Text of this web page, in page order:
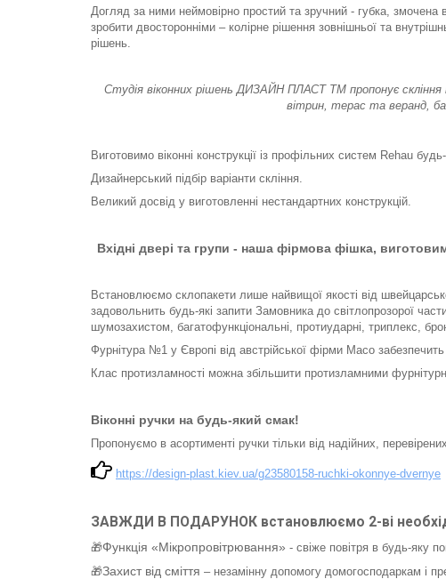
Догляд за ними неймовірно простий та зручний - губка,
зробити двосторонніми – колірне рішення зовнішньої та
рішень.
Студія віконних рішень ДИЗАЙН ПЛАСТ ТМ пропонує скління
вітрин, терас та веранд,
Виготовимо віконні конструкції із профільних систем Rehau
Дизайнерський підбір варіанти скління.
Великий досвід у виготовленні нестандартних конструкцій.
Вхідні двері та групи - наша фірмова фішка,
Встановлюємо склопакети лише найвищої якості від
задовольнить будь-які запити Замовника до світлопрозорої
шумозахистом, багатофункціональні, протиударні, триплекс,
Фурнітура №1 у Європі від австрійської фірми Масо забезпечить
Клас протизламності можна збільшити протизламними
Віконні ручки на будь-який смак!
Пропонуємо в асортименті ручки тільки від надійних,
https://design-plast.kiev.ua/g23580158-ruchki-okonnye-dvernye
ЗАВЖДИ В ПОДАРУНОК встановлюємо 2-ві
🎁Функція «Мікропровітрювання» - свіже повітря в будь-яку
🎁Захист від сміття – незамінну допомогу домогосподаркам і